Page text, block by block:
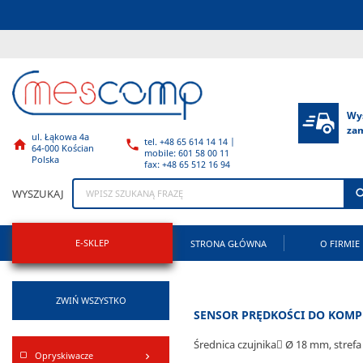

ul. Łąkowa 4a
64-000 Kościan
Polska
 tel. +48 65 614 14 14 |
mobile: 601 58 00 11
fax: +48 65 512 16 94
WYSZUKAJ
E-SKLEP STRONA GŁÓWNA O FIRMIE
ZWIŃ WSZYSTKO
Opryskiwacze keyboard_arrow_right
SENSOR PRĘDKOŚCI DO
Średnica czujnika Ø 18 mm, strefa